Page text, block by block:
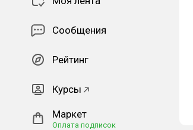
Сообщения
Рейтинг
Курсы
Маркет
Оплата подписок